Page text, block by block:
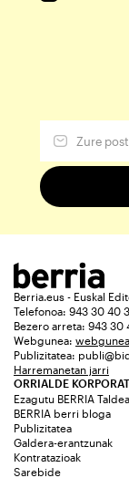
Berria.eus - Euskal
Telefonoa: 943 30 40
Bezero arreta: 943 30
Webgunea:
Publizitatea:
Harremanetan jarri
ORRIALDE
Ezagutu BERRIA Taldea
BERRIA berri bloga
Publizitatea
Galdera-erantzunak
Kontratazioak
Sarebide